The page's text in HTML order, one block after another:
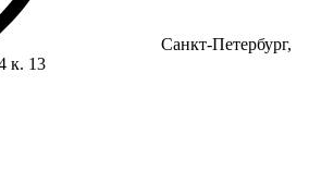
Санкт-Петербург,
к. 13